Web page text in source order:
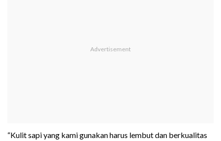
“Kulit sapi yang kami gunakan harus lembut dan berkualitas